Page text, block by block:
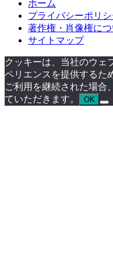
ホーム
プライバシーポリシ
著作権・肖像権につ
サイトマップ
クッキーは、当社のウェ
ペリエンスを提供するた
ご利用を継続された場合
ていただきます。
OK